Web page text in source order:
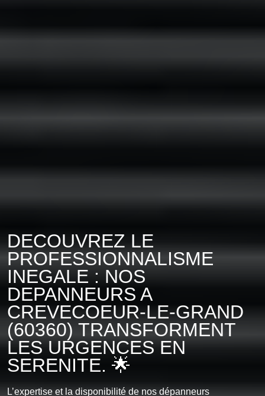
DECOUVREZ LE
PROFESSIONNALISME
INEGALE : NOS
DEPANNEURS A
CREVECOEUR-LE-GRAND
(60360) TRANSFORMENT
LES URGENCES EN
SERENITE. 🌟
L’expertise et la disponibilité de nos dépanneurs